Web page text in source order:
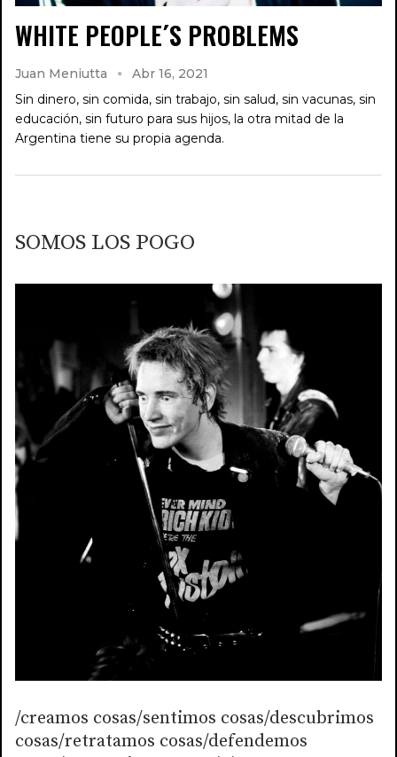
WHITE PEOPLE´S PROBLEMS
Juan Meniutta
Abr 16, 2021
Sin dinero, sin comida, sin trabajo, sin salud, sin vacunas, sin
educación, sin futuro para sus hijos, la otra mitad de la
Argentina tiene su propia agenda.
SOMOS LOS POGO
/creamos cosas/sentimos cosas/descubrimos
cosas/retratamos cosas/defendemos